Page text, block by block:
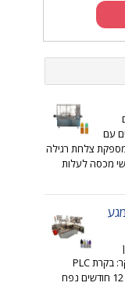
עם
גבוהה מספקת צלחת רגילה
מכסה לעלות
אסיגריות קיבולת ייצור: 10-70 בקבוקים/דקה בקר: בקרת PLC
תפעול: שפת מסך מגע: אנגלית סינית אחריות: 12 חודשים נפח